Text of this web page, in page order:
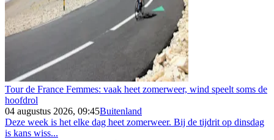
Tour de France Femmes: vaak heet zomerweer, wind speelt soms de
hoofdrol
04 augustus 2026, 09:45Buitenland
Deze week is het elke dag heet zomerweer. Bij de tijdrit op dinsdag
is kans wiss...